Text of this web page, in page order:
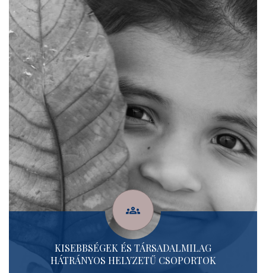
KISEBBSÉGEK ÉS TÁRSADALMILAG
HÁTRÁNYOS HELYZETŰ CSOPORTOK